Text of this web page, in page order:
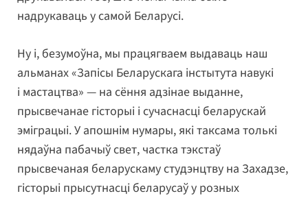
надрукаваць у самой Беларусі.
Ну і, безумоўна, мы працягваем выдаваць наш
альманах «Запісы Беларускага інстытута навукі
і мастацтва» — на сёння адзінае выданне,
прысвечанае гісторыі і сучаснасці беларускай
эміграцыі. У апошнім нумары, які таксама толькі
нядаўна пабачыў свет, частка тэкстаў
прысвечаная беларускаму студэнцтву на Захадзе,
гісторыі прысутнасці беларусаў у розных